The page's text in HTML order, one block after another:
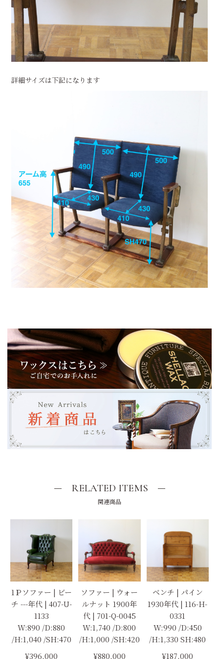
詳細サイズは下記になります
RELATED ITEMS
関連商品
1Ｐソファー | ビー
チ ---年代 | 407-U-
1133
W:890 /D:880
/H:1,040 /SH:470
¥396,000
ソファー | ウォー
ルナット 1900年
代 | 701-Q-0045
W:1,740 /D:800
/H:1,000 /SH:420
¥880,000
ベンチ | パイン
1930年代 | 116-H-
0331
W:990 /D:450
/H:1,330 SH:480
¥187,000